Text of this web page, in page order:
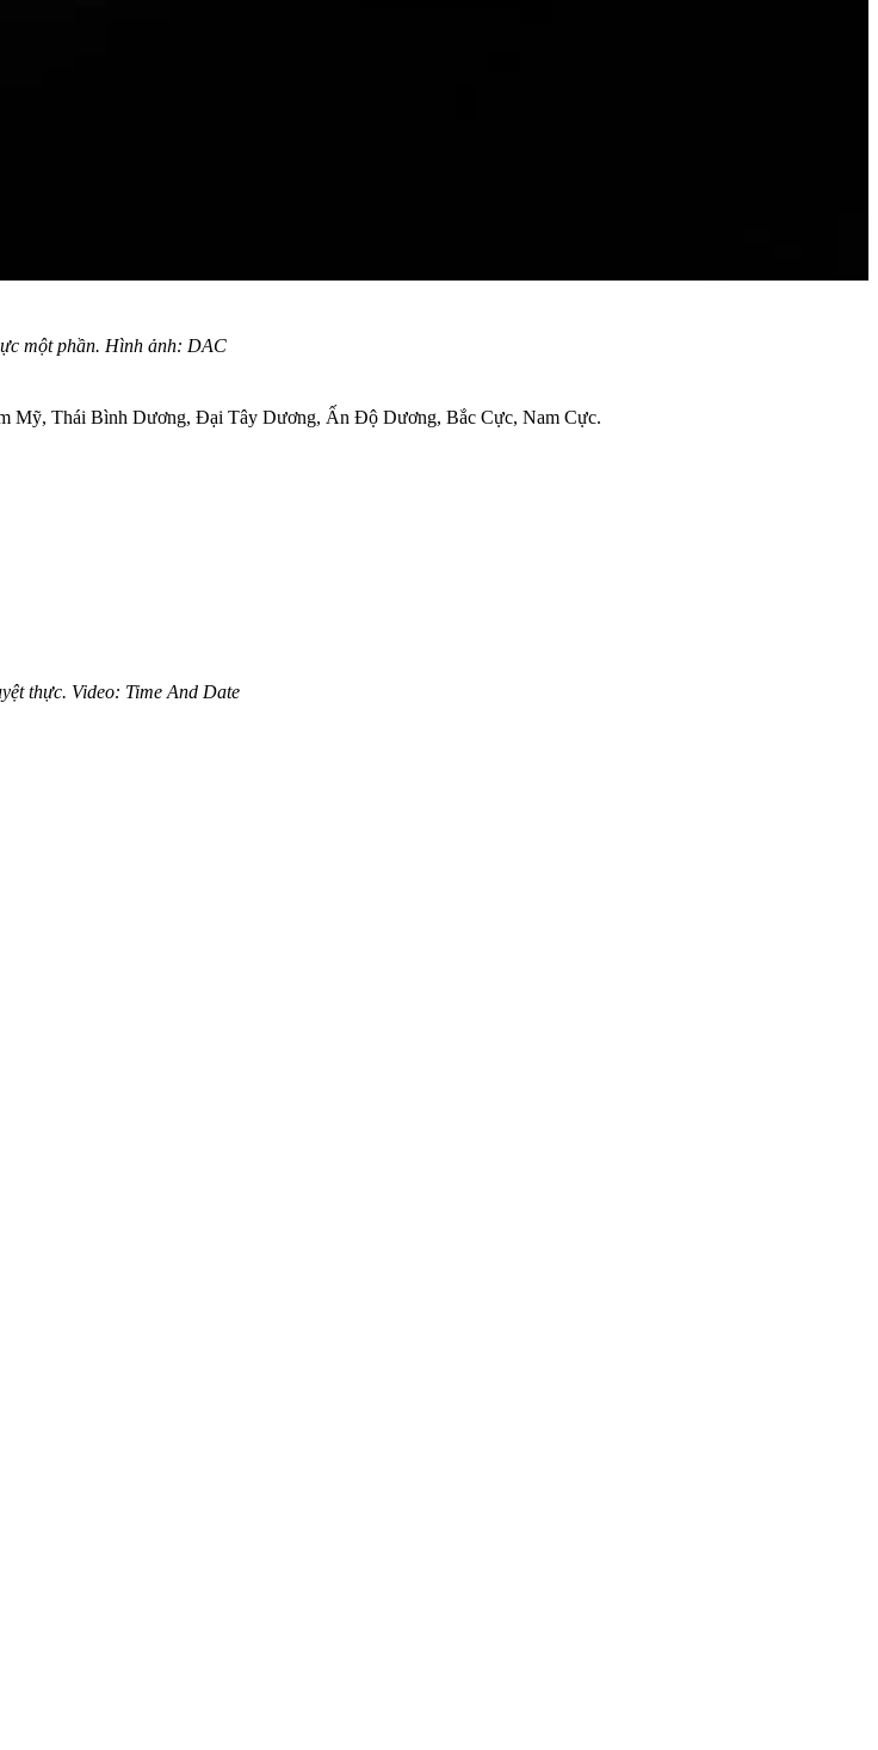
một phần. Hình ảnh: DAC
Mỹ, Thái Bình Dương, Đại Tây Dương, Ấn Độ Dương, Bắc Cực, Nam Cực.
thực. Video: Time And Date